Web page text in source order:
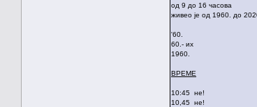
од 9 до 16 часова
живео је од 1960. до
'60.
60.- их
1960.
ВРЕМЕ
10:45 не!
10,45 не!